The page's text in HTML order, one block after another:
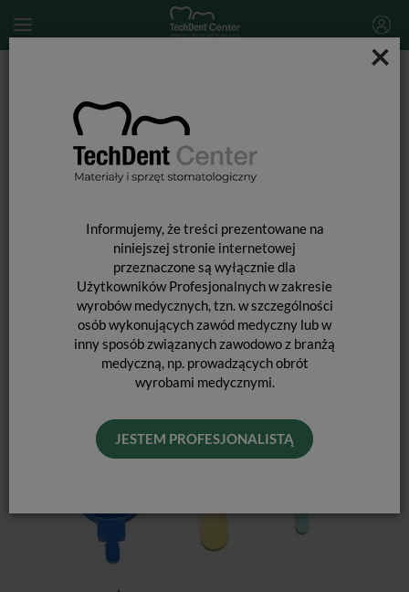
×
Informujemy, że treści prezentowane na
niniejszej stronie internetowej
przeznaczone są wyłącznie dla
Użytkowników Profesjonalnych w zakresie
wyrobów medycznych, tzn. w szczególności
osób wykonujących zawód medyczny lub w
inny sposób związanych zawodowo z branżą
medyczną, np. prowadzących obrót
wyrobami medycznymi.
JESTEM PROFESJONALISTĄ
PIANKI DO FLUORYZACJI